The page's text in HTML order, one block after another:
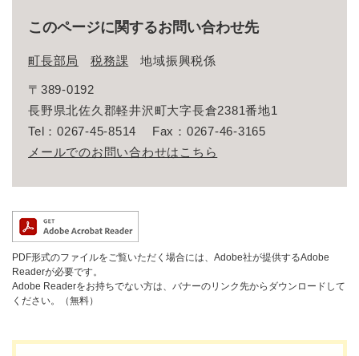
このページに関するお問い合わせ先
町長部局 税務課 地域振興税係
〒389-0192
長野県北佐久郡軽井沢町大字長倉2381番地1
Tel：0267-45-8514
Fax：0267-46-3165
メールでのお問い合わせはこちら
PDF形式のファイルをご覧いただく場合には、Adobe社が提供するAdobe
Readerが必要です。
Adobe Readerをお持ちでない方は、バナーのリンク先からダウンロードして
ください。（無料）